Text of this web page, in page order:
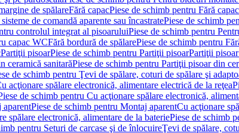
de spălareFără capacPiese de schimb pentru Fără capac
de comandă aparente sau încastratePiese de schimb
controlul integrat al pisoaruluiPiese de schimb pentru
capac WCFără bordură de spălarePiese de schimb pentru
Partiţii pisoarPiese de schimb pentru Partiţii pisoarPartiţii
ceramică sanitarăPiese de schimb pentru Partiţii pisoar din
de schimb pentru Ţevi de spălare, coturi de spălare şi
acţionare spălare electronică, alimentare electrică de la reţea
de schimb pentru Cu acţionare spălare electronică,
aparentPiese de schimb pentru Montaj aparentCu acţionare
spălare electronică, alimentare de la bateriePiese de schimb
pentru Seturi de carcase şi de înlocuireŢevi de spălare,